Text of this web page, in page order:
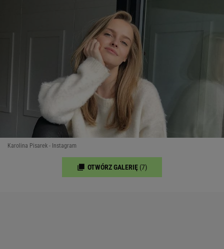
Karolina Pisarek - Instagram
OTWÓRZ GALERIĘ (7)